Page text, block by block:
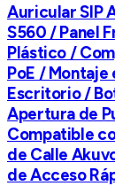
Auricular SIP
S560 / Panel
Plástico /
PoE / Montaje
Escritorio /
Apertura de
Compatible
de Calle
de Acceso